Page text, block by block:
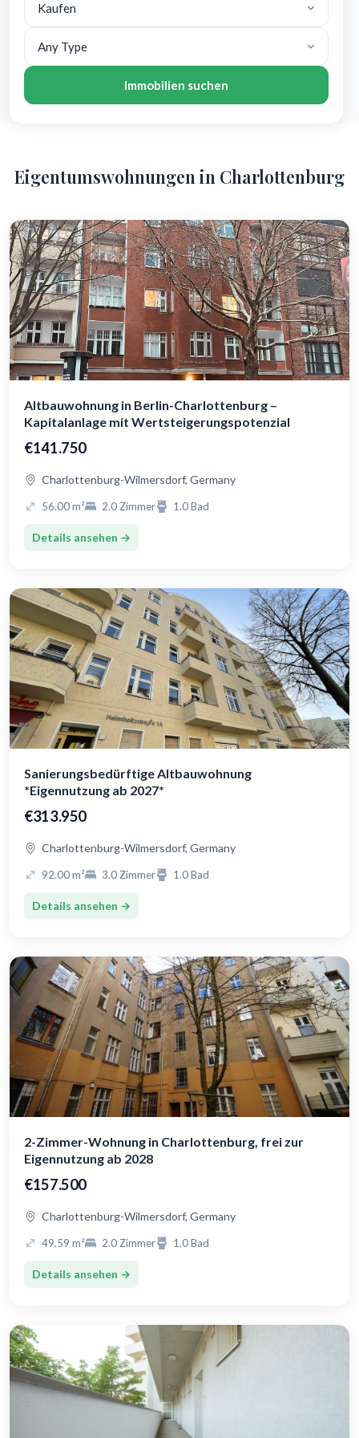
Immobilien suchen
Eigentumswohnungen in Charlottenburg
Altbauwohnung in Berlin-Charlottenburg –
Kapitalanlage mit Wertsteigerungspotenzial
€141.750
Charlottenburg-Wilmersdorf, Germany
56.00 m² 2.0 Zimmer 1.0 Bad
Details ansehen →
Sanierungsbedürftige Altbauwohnung
*Eigennutzung ab 2027*
€313.950
Charlottenburg-Wilmersdorf, Germany
92.00 m² 3.0 Zimmer 1.0 Bad
Details ansehen →
2-Zimmer-Wohnung in Charlottenburg, frei zur
Eigennutzung ab 2028
€157.500
Charlottenburg-Wilmersdorf, Germany
49.59 m² 2.0 Zimmer 1.0 Bad
Details ansehen →